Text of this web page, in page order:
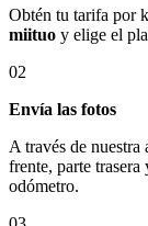
Obtén tu tarifa por
miituo y elige el
02
Envía las fotos
A través de
frente, parte
odómetro.